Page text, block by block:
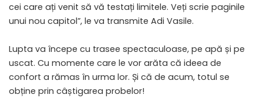
cei care ați venit să vă testați limitele. Veți scrie paginile
unui nou capitol”, le va transmite Adi Vasile.
Lupta va începe cu trasee spectaculoase, pe apă și pe
uscat. Cu momente care le vor arăta că ideea de
confort a rămas în urma lor. Și că de acum, totul se
obține prin câștigarea probelor!